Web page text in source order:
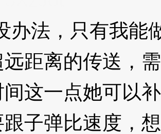
法，只有我能
离的传送，需
间这一点她可以
跟子弹比速度，